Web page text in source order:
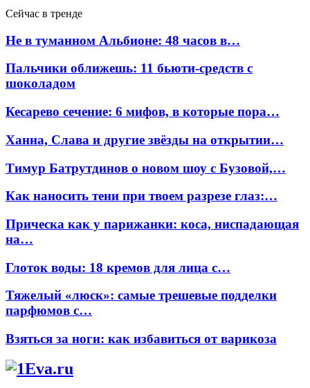
Сейчас в тренде
Не в туманном Альбионе: 48 часов в…
Пальчики оближешь: 11 бьюти-средств с
шоколадом
Кесарево сечение: 6 мифов, в которые пора…
Ханна, Слава и другие звёзды на открытии…
Тимур Батрутдинов о новом шоу с Бузовой,…
Как наносить тени при твоем разрезе глаз:…
Прическа как у парижанки: коса, ниспадающая
на…
Глоток воды: 18 кремов для лица с…
Тяжелый «люск»: самые трешевые подделки
парфюмов с…
Взяться за ноги: как избавиться от варикоза